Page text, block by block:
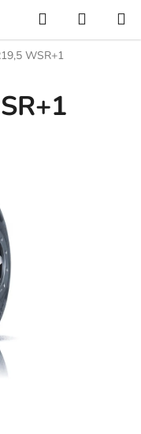
Hledat
KOŠÍK
WSR+1